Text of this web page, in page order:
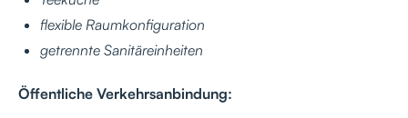
flexible Raumkonfiguration
getrennte Sanitäreinheiten
Öffentliche Verkehrsanbindung: